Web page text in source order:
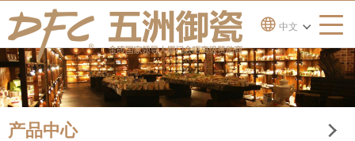
中文
产品中心